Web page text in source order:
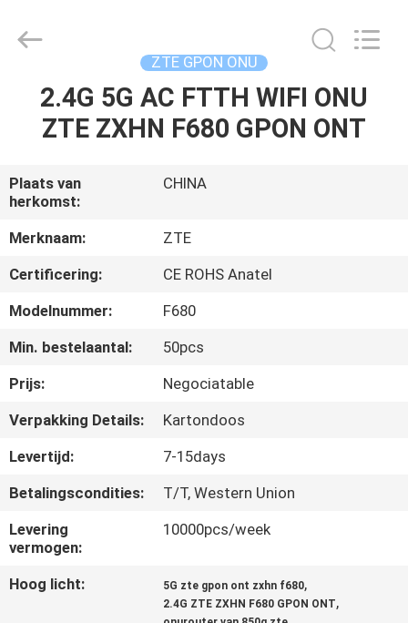
HUIS
ONGEVEER
ONS
FABRIEKSREIS
KWALITEITSCONTROLE
CONTACTEER
ONS
VERZOEK
OM
CITAAT
LIMITED.
ZTE GPON ONU
2.4G 5G AC FTTH WIFI ONU
ZTE ZXHN F680 GPON ONT
Plaats van
herkomst:
CHINA
Merknaam:
ZTE
Certificering:
CE ROHS Anatel
Modelnummer:
F680
Min. bestelaantal:
50pcs
Prijs:
Negociatable
Verpakking Details:
Kartondoos
Levertijd:
7-15days
Betalingscondities:
T/T, Western Union
Levering
vermogen:
10000pcs/week
Hoog licht: 5G zte gpon ont zxhn f680,
2.4G ZTE ZXHN F680 GPON ONT,